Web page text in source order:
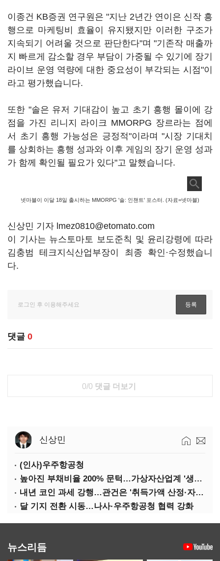
이종건 KB증권 연구원은 "지난 2년간 연이은 신작 흥
행으로 마케팅비 효율이 유지됐지만 이러한 구조가
지속되기 어려울 것으로 판단한다"며 "기존작 매출까
지 빠르게 감소할 경우 부담이 가중될 수 있기에 장기
라이브 운영 역량에 대한 중요성이 부각되는 시점"이
라고 평가했습니다.
또한 "솔은 유저 기대감이 높고 초기 흥행 몰이에 강
점을 가진 리니지 라이크 MMORPG 장르라는 점에
서 초기 흥행 가능성은 긍정적"이라며 "시장 기대치
를 상회하는 흥행 성과와 이후 게임의 장기 운영 성과
가 함께 확인될 필요가 있다"고 말했습니다.
넷마블이 이달 18일 출시하는 MMORPG '솔: 인챈트' 포스터. (자료=넷마블)
신상민 기자 lmez0810@etomato.com
이 기사는 뉴스토마토 보도준칙 및 윤리강령에 따라
김충범 테크지식산업부장이 최종 확인·수정했습니
다.
댓글 0
0/0 댓글 더보기
신상민
(인사)우주항공청
높아진 부채비율 200% 문턱…가상자산업계 '생존 시험대'
내년 코인 과세 강행…관건은 '취득가액 산정·자산 이동'
달 기지 전환 시동…나사·우주항공청 협력 강화
뉴스리듬